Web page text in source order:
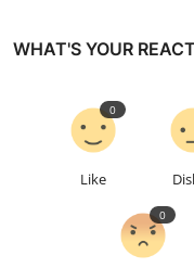
WHAT'S YOUR
Like
0
0